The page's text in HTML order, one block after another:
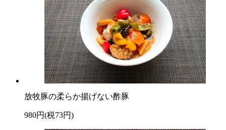
放牧豚の柔らか揚げない酢豚
980円(税73円)